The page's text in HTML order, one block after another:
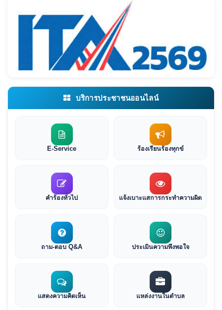
บริการประชาชนออนไลน์
E-Service ร้องเรียนร้องทุกข์
คำร้องทั่วไป แจ้งเบาะแสการกระทำความผิด
ถาม-ตอบ Q&A ประเมินความพึงพอใจ
แสดงความคิดเห็น แหล่งงานในตำบล